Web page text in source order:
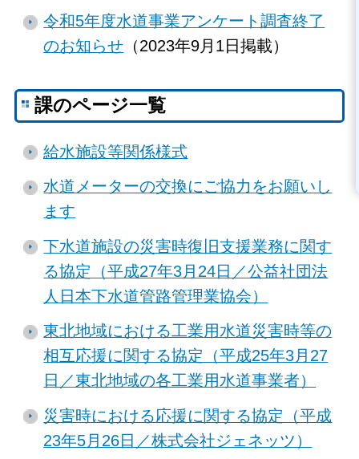
令和5年度水道事業アンケート調査終了
のお知らせ （2023年9月1日掲載）
課のページ一覧
給水施設等関係様式
水道メーターの交換にご協力をお願いし
ます
下水道施設の災害時復旧支援業務に関す
る協定（平成27年3月24日／公益社団法
人日本下水道管路管理業協会）
東北地域における工業用水道災害時等の
相互応援に関する協定（平成25年3月27
日／東北地域の各工業用水道事業者）
災害時における応援に関する協定（平成
23年5月26日／株式会社ジェネッツ）